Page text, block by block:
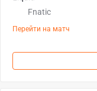
Fnatic
Перейти на матч